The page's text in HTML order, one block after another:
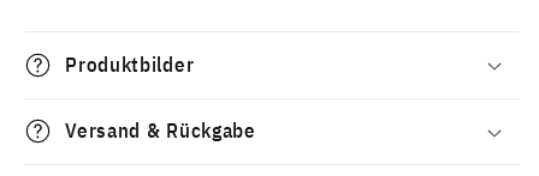
Produktbilder
Versand & Rückgabe